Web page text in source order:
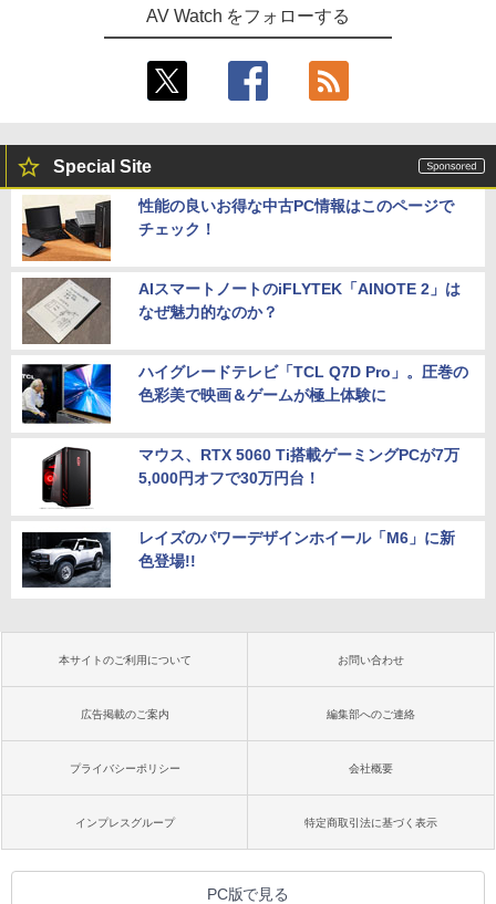
AV Watch をフォローする
Special Site
性能の良いお得な中古PC情報はこのページで
チェック！
AIスマートノートのiFLYTEK「AINOTE 2」は
なぜ魅力的なのか？
ハイグレードテレビ「TCL Q7D Pro」。圧巻の
色彩美で映画＆ゲームが極上体験に
マウス、RTX 5060 Ti搭載ゲーミングPCが7万
5,000円オフで30万円台！
レイズのパワーデザインホイール「M6」に新
色登場!!
本サイトのご利用について お問い合わせ
広告掲載のご案内 編集部へのご連絡
プライバシーポリシー 会社概要
インプレスグループ 特定商取引法に基づく表示
PC版で見る